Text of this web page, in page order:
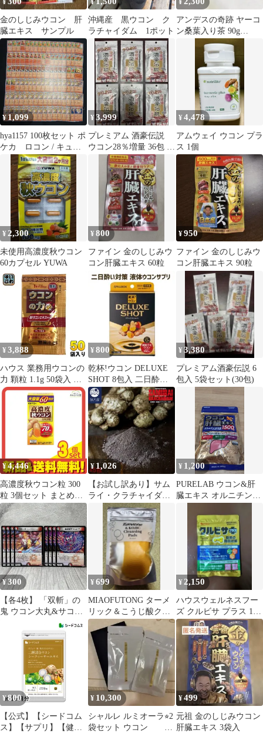
¥
金のしじみウコン 肝
臓エキス サンプル
¥
沖縄産 黒ウコン ク
ラチャイダム 1ポット
¥
アンデスの奇跡 ヤーコ
ン桑葉入り茶 90g
(3g×30包)×3袋
¥1,099
hya1157 100枚セット ポ
ケカ ロコン / キュウ
コン 大量セットまと
め売りVulpix / Ninetales
¥3,999
プレミアム 酒豪伝説
ウコン28％増量 36包 (6
包入×6袋) 二日酔い対
¥4,478
アムウェイ ウコン プラ
ス 1個
¥2,300
未使用高濃度秋ウコン
60カプセル YUWA
¥800
ファイン 金のしじみウ
コン肝臓エキス 60粒
¥950
ファイン 金のしじみウ
コン肝臓エキス 90粒
¥ 3,888
ハウス 業務用ウコンの
力 顆粒 1.1g 50袋入 う
こん 顆粒タイプ 大容量
¥ 800
乾杯!ウコン DELUXE
SHOT 8包入 二日酔い
対策 飲みすぎ お酒
¥3,380
プレミアム酒豪伝説 6
包入 5袋セット(30包)
¥4,446
高濃度秋ウコン粒 300
粒 3個セット まとめ売
り
¥ 1,026
【お試し訳あり】サム
ライ・クラチャイダム−
SAMURAI
KRACHAIDAM − 45粒
＜ お試し 約半月分 ＞
（ 天然成分100％ 黒シ
ョウガ 黒ウコン ）(賞
2026.08.25)
¥ 1,200
PURELAB ウコン&肝
臓エキス オルニチン
¥300
【各4枚】 「双斬」の
鬼 ウコン大丸&サコン
大丸 魔誕翔天マルピア
¥699
MIAOFUTONG ターメ
リック＆こうじ酸クレ
ンジングパッド 20枚
¥ 2,150
ハウスウェルネスフー
ズ クルビサ プラス 120
粒
¥800
【公式】【シードコム
ス】【サプリ】【健康
¥ 10,300
シャルレ ルミオーラ⭐︎2
袋セット ウコン
¥499
元祖 金のしじみウコン
肝臓エキス 3袋入